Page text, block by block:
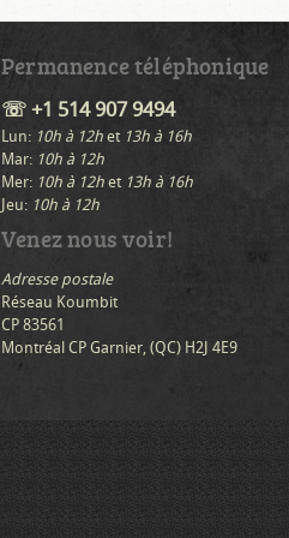
Permanence téléphonique
☏ +1 514 907 9494
Lun: 10h à 12h et 13h à 16h
Mar: 10h à 12h
Mer: 10h à 12h et 13h à 16h
Jeu: 10h à 12h
Venez nous voir!
Adresse postale
Réseau Koumbit
CP 83561
Montréal CP Garnier, (QC) H2J 4E9